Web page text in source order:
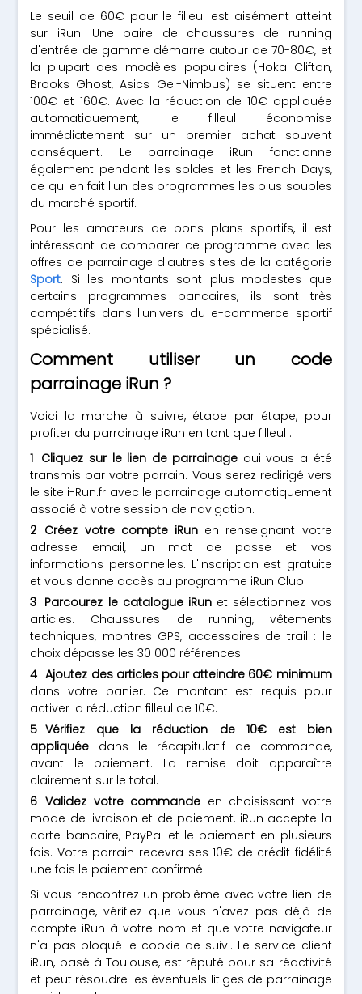
Le seuil de 60€ pour le filleul est aisément atteint
sur iRun. Une paire de chaussures de running
d'entrée de gamme démarre autour de 70-80€, et
la plupart des modèles populaires (Hoka Clifton,
Brooks Ghost, Asics Gel-Nimbus) se situent entre
100€ et 160€. Avec la réduction de 10€ appliquée
automatiquement, le filleul économise
immédiatement sur un premier achat souvent
conséquent. Le parrainage iRun fonctionne
également pendant les soldes et les French Days,
ce qui en fait l'un des programmes les plus souples
du marché sportif.
Pour les amateurs de bons plans sportifs, il est
intéressant de comparer ce programme avec les
offres de parrainage d'autres sites de la catégorie
Sport. Si les montants sont plus modestes que
certains programmes bancaires, ils sont très
compétitifs dans l'univers du e-commerce sportif
spécialisé.
Comment utiliser un code
parrainage iRun ?
Voici la marche à suivre, étape par étape, pour
profiter du parrainage iRun en tant que filleul :
Cliquez sur le lien de parrainage qui vous a été
transmis par votre parrain. Vous serez redirigé vers
le site i-Run.fr avec le parrainage automatiquement
associé à votre session de navigation.
Créez votre compte iRun en renseignant votre
adresse email, un mot de passe et vos
informations personnelles. L'inscription est gratuite
et vous donne accès au programme iRun Club.
Parcourez le catalogue iRun et sélectionnez vos
articles. Chaussures de running, vêtements
techniques, montres GPS, accessoires de trail : le
choix dépasse les 30 000 références.
Ajoutez des articles pour atteindre 60€ minimum
dans votre panier. Ce montant est requis pour
activer la réduction filleul de 10€.
Vérifiez que la réduction de 10€ est bien
appliquée dans le récapitulatif de commande,
avant le paiement. La remise doit apparaître
clairement sur le total.
Validez votre commande en choisissant votre
mode de livraison et de paiement. iRun accepte la
carte bancaire, PayPal et le paiement en plusieurs
fois. Votre parrain recevra ses 10€ de crédit fidélité
une fois le paiement confirmé.
Si vous rencontrez un problème avec votre lien de
parrainage, vérifiez que vous n'avez pas déjà de
compte iRun à votre nom et que votre navigateur
n'a pas bloqué le cookie de suivi. Le service client
iRun, basé à Toulouse, est réputé pour sa réactivité
et peut résoudre les éventuels litiges de parrainage